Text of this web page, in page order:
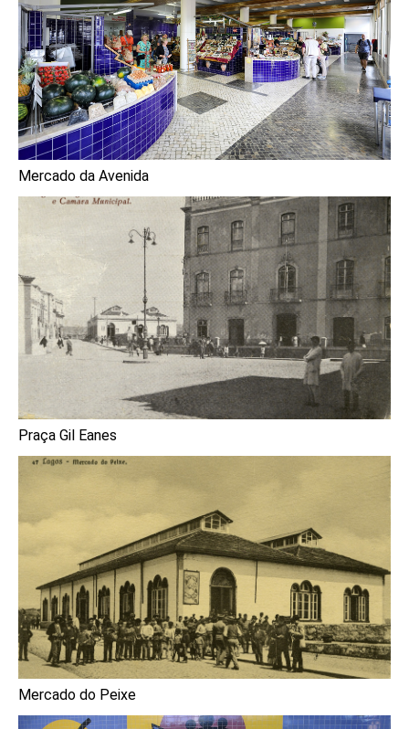
Mercado da Avenida
Praça Gil Eanes
Mercado do Peixe